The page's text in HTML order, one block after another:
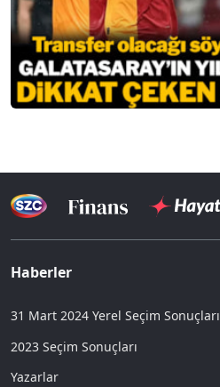
Haberler
31 Mart 2024 Yerel Seçim Sonuçları
2023 Seçim Sonuçları
Yazarlar